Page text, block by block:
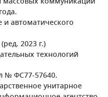
автоматического
2023 г.)
технологий
№ ФС77-57640.
унитарное